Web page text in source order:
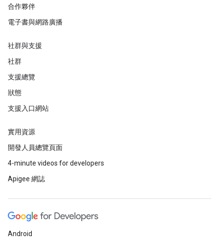
合作夥伴
電子書與網路廣播
社群與支援
社群
支援總覽
狀態
支援入口網站
實用資源
開發人員總覽頁面
4-minute videos for developers
Apigee 網誌
Android